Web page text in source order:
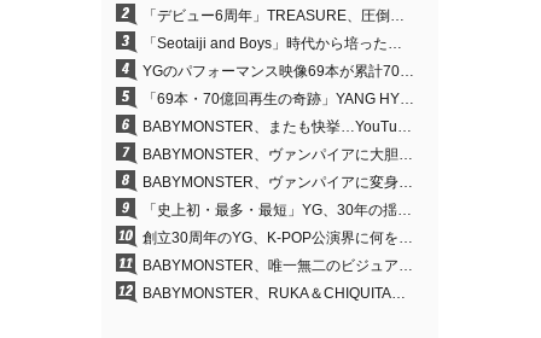
2 「デビュー6周年」TREASURE、圧倒的な実力で証明した「YGの宝」の真価
3 「Seotaiji and Boys」時代から培ったダンスDNA…YANG HYUN SUK、YGのパフォーマンスビデオ70億回再生の原点
4 YGのパフォーマンス映像69本が累計70億回再生…YANG HYUN SUKの制作哲学が実を結ぶ
5 「69本・70億回再生の奇跡」YANG HYUN SUK、YGのパフォーマンスビデオを100％自ら手掛けた理由
6 BABYMONSTER、またも快挙…YouTubeワールドワイドトレンドで1位に
7 BABYMONSTER、ヴァンパイアに大胆変身…YouTubeトレンド1位を獲得
8 BABYMONSTER、ヴァンパイアに変身…「MOON」で3か月にわたるプロジェクトを締めくくる
9 「史上初・最多・最短」YG、30年の揺るぎない信念が切り開いたK-POPツアーの新境地
10 創立30周年のYG、K-POP公演界に何を残したのか
11 BABYMONSTER、唯一無二のビジュアルと圧倒的な表現力…『MOON』
12 BABYMONSTER、RUKA＆CHIQUITAの「MOON」ビジュアルを公開…洗練されたカリスマ性・ユニークなビジュアル